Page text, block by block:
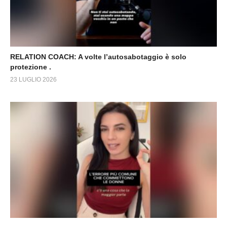
RELATION COACH: A volte l’autosabotaggio è solo
protezione .
23 LUGLIO 2026